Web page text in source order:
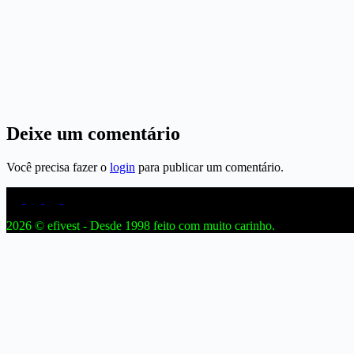
Deixe um comentário
Você precisa fazer o login para publicar um comentário.
2026 © efivest - Desde 1998 feito com muito carinho.